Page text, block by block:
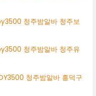
청주밤알바 청주보
청주밤알바 청주유
청주밤알바 흥덕구